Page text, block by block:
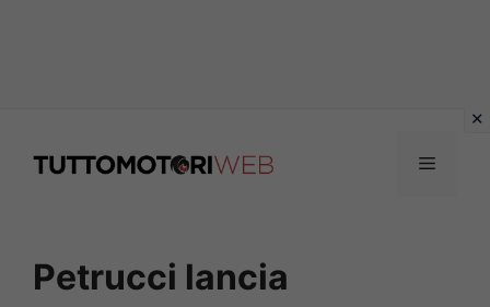
Menu
Petrucci lancia